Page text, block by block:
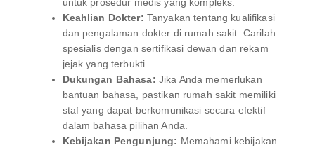
untuk prosedur medis yang kompleks.
Keahlian Dokter: Tanyakan tentang kualifikasi
dan pengalaman dokter di rumah sakit. Carilah
spesialis dengan sertifikasi dewan dan rekam
jejak yang terbukti.
Dukungan Bahasa: Jika Anda memerlukan
bantuan bahasa, pastikan rumah sakit memiliki
staf yang dapat berkomunikasi secara efektif
dalam bahasa pilihan Anda.
Kebijakan Pengunjung: Memahami kebijakan